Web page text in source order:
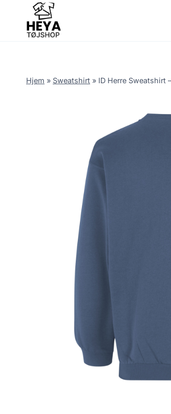
content
Hjem » Sweatshirt » ID Herre Sweatshirt